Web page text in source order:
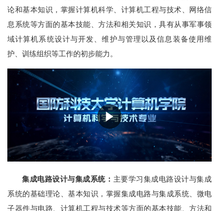
论和基本知识，掌握计算机科学、计算机工程与技术、网络信
息系统等方面的基本技能、方法和相关知识，具有从事军事领
域计算机系统设计与开发、维护与管理以及信息装备使用维
护、训练组织等工作的初步能力。
集成电路设计与集成系统： 主要学习集成电路设计与集成
系统的基础理论、基本知识，掌握集成电路与集成系统、微电
子器件与电路、计算机工程与技术等方面的基本技能、方法和